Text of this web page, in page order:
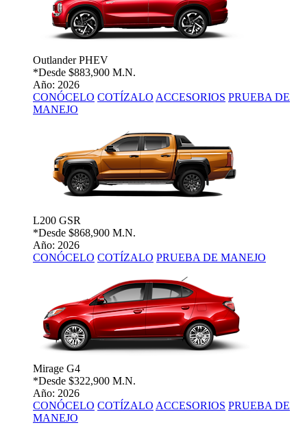
Outlander PHEV
*Desde $883,900 M.N.
Año: 2026
CONÓCELO COTÍZALO ACCESORIOS PRUEBA DE
MANEJO
L200 GSR
*Desde $868,900 M.N.
Año: 2026
CONÓCELO COTÍZALO PRUEBA DE MANEJO
Mirage G4
*Desde $322,900 M.N.
Año: 2026
CONÓCELO COTÍZALO ACCESORIOS PRUEBA DE
MANEJO